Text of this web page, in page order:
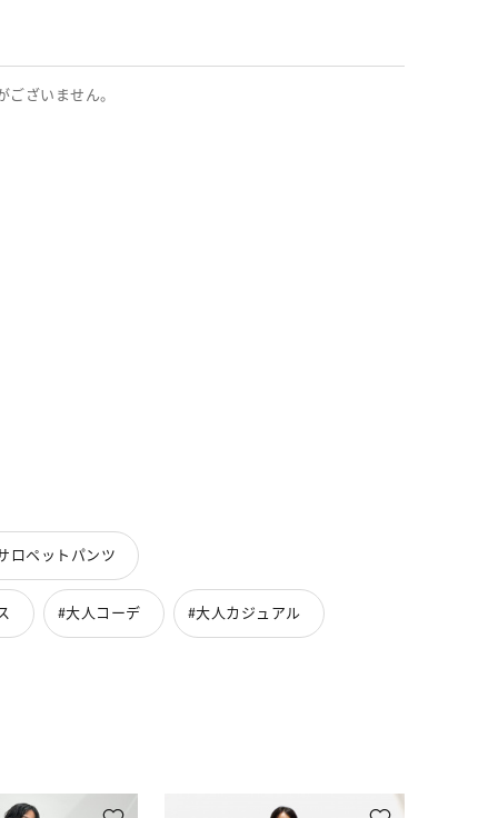
ざいません。
ロペットパンツ
#大人コーデ #大人カジュアル